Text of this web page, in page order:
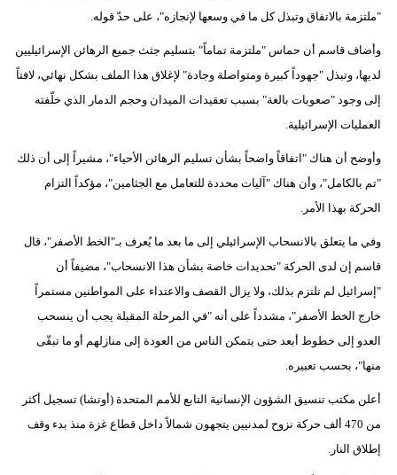
"ملتزمة بالاتفاق وتبذل كل ما في وسعها لإنجازه"، على حدّ قوله.
وأضاف قاسم أن حماس "ملتزمة تماماً" بتسليم جثث جميع الرهائن الإسرائيليين
لديها، وتبذل "جهوداً كبيرة ومتواصلة وجادة" لإغلاق هذا الملف بشكل نهائي، لافتاً
إلى وجود "صعوبات بالغة" بسبب تعقيدات الميدان وحجم الدمار الذي خلّفته
العمليات الإسرائيلية.
وأوضح أن هناك "اتفاقاً واضحاً بشأن تسليم الرهائن الأحياء"، مشيراً إلى أن ذلك
"تم بالكامل"، وأن هناك "آليات محددة للتعامل مع الجثامين"، مؤكداً التزام
الحركة بهذا الأمر.
وفي ما يتعلق بالانسحاب الإسرائيلي إلى ما بعد ما يُعرف بـ"الخط الأصفر"، قال
قاسم إن لدى الحركة "تحديدات خاصة بشأن هذا الانسحاب"، مضيفاً أن
"إسرائيل لم تلتزم بذلك، ولا يزال القصف والاعتداء على المواطنين مستمراً
خارج الخط الأصفر"، مشدداً على أنه "في المرحلة المقبلة يجب أن ينسحب
العدو إلى خطوط أبعد حتى يتمكن الناس من العودة إلى منازلهم أو ما تبقّى
منها"، بحسب تعبيره.
أعلن مكتب تنسيق الشؤون الإنسانية التابع للأمم المتحدة (أوتشا) تسجيل أكثر
من 470 ألف حركة نزوح لمدنيين يتجهون شمالاً داخل قطاع غزة منذ بدء وقف
إطلاق النار.